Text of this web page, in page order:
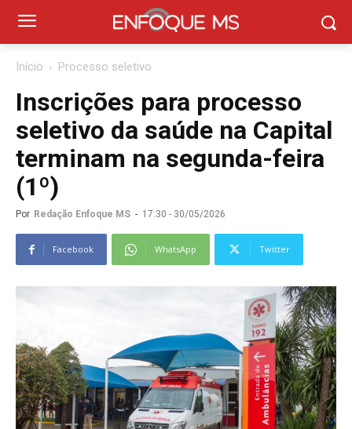
Início Processo seletivo
Inscrições para processo
seletivo da saúde na Capital
terminam na segunda-feira
(1º)
Por Redação Enfoque MS - 17:30 - 30/05/2026
Facebook WhatsApp Twitter